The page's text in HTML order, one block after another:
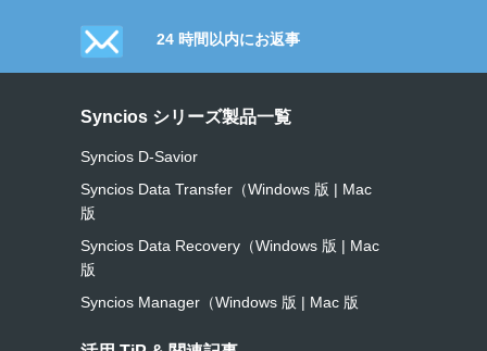
24 時間以内にお返事
Syncios シリーズ製品一覧
Syncios D-Savior
Syncios Data Transfer（Windows 版 | Mac
版
Syncios Data Recovery（Windows 版 | Mac
版
Syncios Manager（Windows 版 | Mac 版